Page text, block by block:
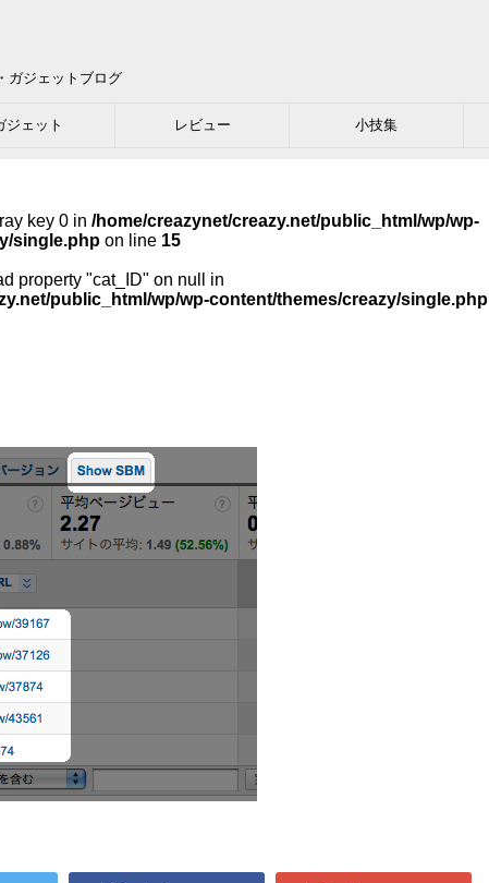
ガジェットブログ
ジェット レビュー 小技集
key 0 in /home/creazynet/creazy.net/public_html/wp/wp-
single.php on line 15
property "cat_ID" on null in
public_html/wp/wp-content/themes/creazy/single.php